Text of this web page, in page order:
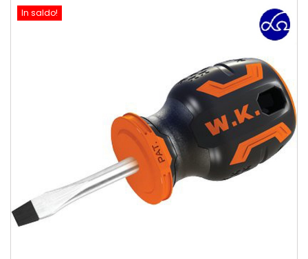
In saldo!